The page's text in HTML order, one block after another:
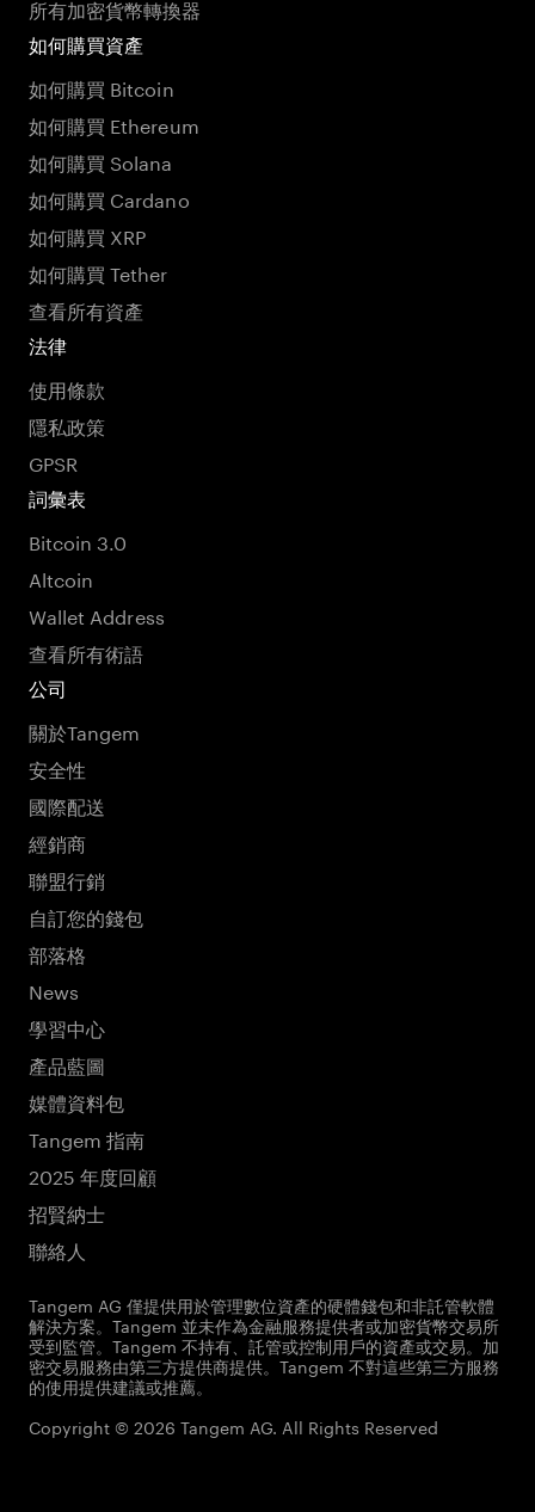
所有加密貨幣轉換器
如何購買資產
如何購買 Bitcoin
如何購買 Ethereum
如何購買 Solana
如何購買 Cardano
如何購買 XRP
如何購買 Tether
查看所有資產
法律
使用條款
隱私政策
GPSR
詞彙表
Bitcoin 3.0
Altcoin
Wallet Address
查看所有術語
公司
關於Tangem
安全性
國際配送
經銷商
聯盟行銷
自訂您的錢包
部落格
News
學習中心
產品藍圖
媒體資料包
Tangem 指南
2025 年度回顧
招賢納士
聯絡人
Tangem AG 僅提供用於管理數位資產的硬體錢包和非託管軟體
解決方案。Tangem 並未作為金融服務提供者或加密貨幣交易所
受到監管。Tangem 不持有、託管或控制用戶的資產或交易。加
密交易服務由第三方提供商提供。Tangem 不對這些第三方服務
的使用提供建議或推薦。